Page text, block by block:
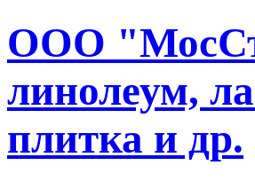
ООО
линолеум,
плитка и др.